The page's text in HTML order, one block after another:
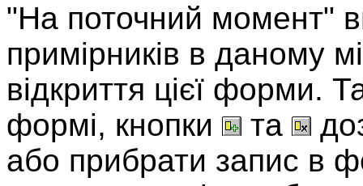
"На поточний момент"
примірників в даному
відкриття цієї форми.
формі, кнопки
та
або прибрати запис в